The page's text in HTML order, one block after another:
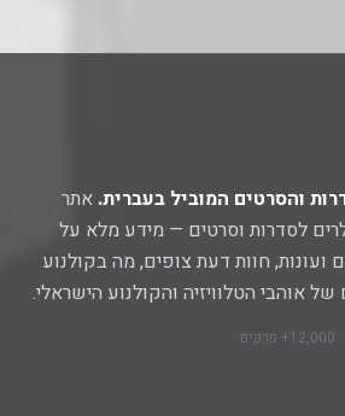
אתר
לסדרות וסרטים — מידע מלא על
חוות דעת צופים, מה בקולנוע
אוהבי הטלוויזיה והקולנוע הישראלי.